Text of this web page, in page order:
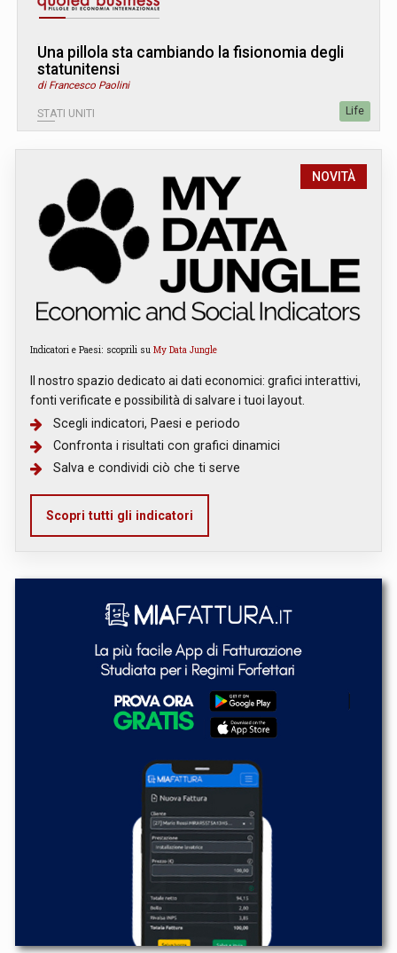
Una pillola sta cambiando la fisionomia degli
statunitensi
di Francesco Paolini
STATI UNITI Life
NOVITÀ
Indicatori e Paesi: scoprili su My Data Jungle
Il nostro spazio dedicato ai dati economici: grafici interattivi,
fonti verificate e possibilità di salvare i tuoi layout.
Scegli indicatori, Paesi e periodo
Confronta i risultati con grafici dinamici
Salva e condividi ciò che ti serve
Scopri tutti gli indicatori